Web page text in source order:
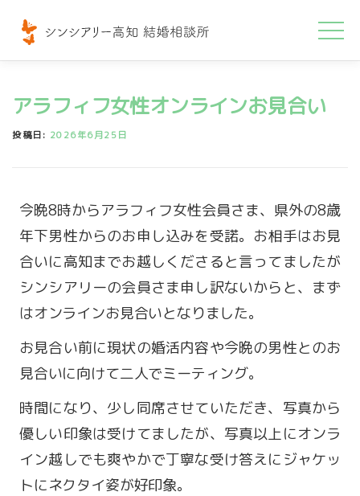
テ
へ
アラフィフ女性オンラインお見合い
投稿日: 2026年6月25日
今晩8時からアラフィフ女性会員さま、県外の8歳
年下男性からのお申し込みを受諾。お相手はお見
合いに高知までお越しくださると言ってましたが
シンシアリーの会員さま申し訳ないからと、まず
はオンラインお見合いとなりました。
お見合い前に現状の婚活内容や今晩の男性とのお
見合いに向けて二人でミーティング。
時間になり、少し同席させていただき、写真から
優しい印象は受けてましたが、写真以上にオンラ
イン越しでも爽やかで丁寧な受け答えにジャケッ
トにネクタイ姿が好印象。